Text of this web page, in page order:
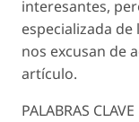
interesantes,
especializada
nos excusan de
artículo.
PALABRAS CLAVE